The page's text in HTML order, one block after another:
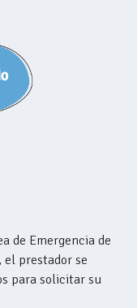
de Emergencia de
prestador se
para solicitar su